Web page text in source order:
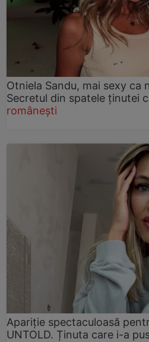
Otniela Sandu, mai sexy ca
Secretul din spatele ținutei
românești
Apariție spectaculoasă
UNTOLD. Ținuta care i-a